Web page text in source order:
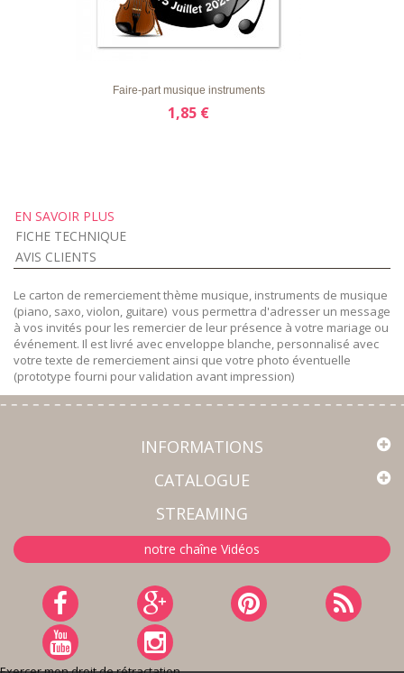
APERÇU RAPIDE
Faire-part musique instruments
1,85 €
EN SAVOIR PLUS
FICHE TECHNIQUE
AVIS CLIENTS
Le carton de remerciement thème musique, instruments de musique
(piano, saxo, violon, guitare) vous permettra d'adresser un message
à vos invités pour les remercier de leur présence à votre mariage ou
événement. Il est livré avec enveloppe blanche, personnalisé avec
votre texte de remerciement ainsi que votre photo éventuelle
(prototype fourni pour validation avant impression)
INFORMATIONS
CATALOGUE
STREAMING
notre chaîne Vidéos